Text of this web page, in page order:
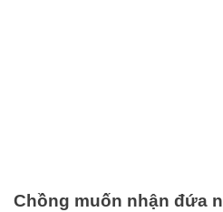
Chồng muốn nhận đứa